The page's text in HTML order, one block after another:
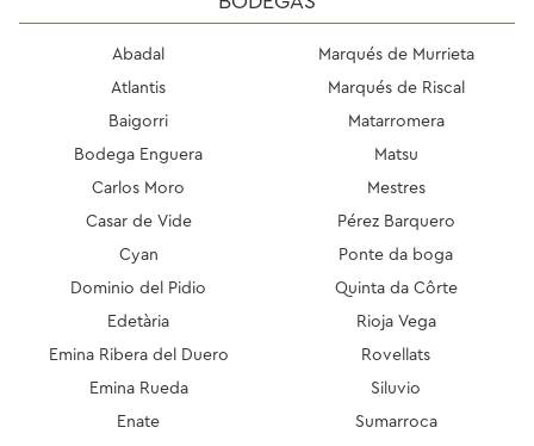
Abadal
Atlantis
Baigorri
Bodega Enguera
Carlos Moro
Casar de Vide
Cyan
Dominio del Pidio
Edetària
Emina Ribera del Duero
Emina Rueda
Enate
Marqués de Murrieta
Marqués de Riscal
Matarromera
Matsu
Mestres
Pérez Barquero
Ponte da boga
Quinta da Côrte
Rioja Vega
Rovellats
Siluvio
Sumarroca